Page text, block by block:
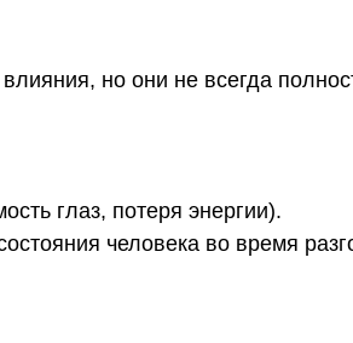
но они не всегда
глаз, потеря энергии).
человека во время